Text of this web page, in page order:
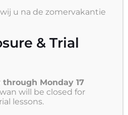
u na de zomervakantie
& Trial
through Monday 17
will be closed for
lessons.